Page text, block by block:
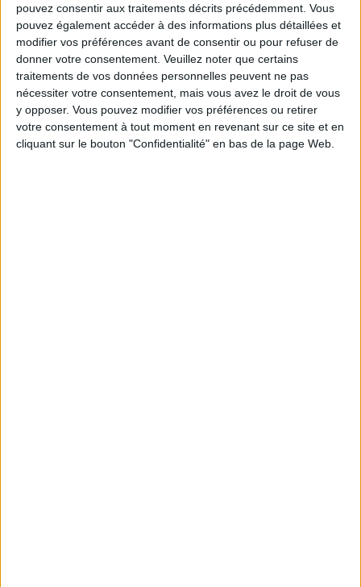
pouvez consentir aux traitements décrits précédemment. Vous
pouvez également accéder à des informations plus détaillées et
modifier vos préférences avant de consentir ou pour refuser de
donner votre consentement. Veuillez noter que certains
traitements de vos données personnelles peuvent ne pas
nécessiter votre consentement, mais vous avez le droit de vous
y opposer. Vous pouvez modifier vos préférences ou retirer
votre consentement à tout moment en revenant sur ce site et en
cliquant sur le bouton "Confidentialité" en bas de la page Web.
Question/Réponse : Que Manger Pendant le
Ramadan ?